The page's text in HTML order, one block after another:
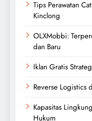
Tips Perawatan
Kinclong
OLXMobbi:
dan Baru
Iklan Gratis
Reverse Logistics
Kapasitas
Hukum